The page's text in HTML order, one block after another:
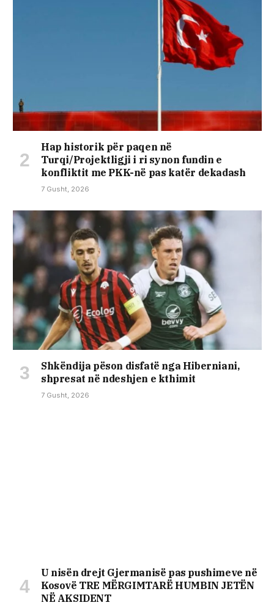
Hap historik për paqen në
Turqi/Projektligji i ri synon fundin e
konfliktit me PKK-në pas katër dekadash
7 Gusht, 2026
Shkëndija pëson disfatë nga Hiberniani,
shpresat në ndeshjen e kthimit
7 Gusht, 2026
U nisën drejt Gjermanisë pas pushimeve në
Kosovë TRE MËRGIMTARË HUMBIN JETËN
NË AKSIDENT